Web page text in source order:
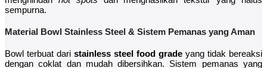
sempurna.
Material Bowl Stainless Steel & Sistem Pemanas yang Aman
Bowl terbuat dari stainless steel food grade yang tidak bereaksi
dengan coklat dan mudah dibersihkan. Sistem pemanas yang